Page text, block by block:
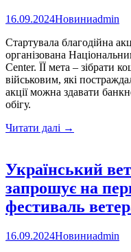
лав
16.09.2024Новиниadmin
Стартувала благодійна
організована
Center. ЇЇ мета – зібрати
військовим, які
акції можна здавати
обігу.
Читати далі Стартувала
монет
на
українських
→
Український
запрошує на
фестиваль
16.09.2024Новиниadmin